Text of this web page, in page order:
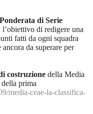
di Serie
di redigere una
fatti da ogni squadra
da superare per
costruzione della Media
prima
media-ceae-la-classifica-